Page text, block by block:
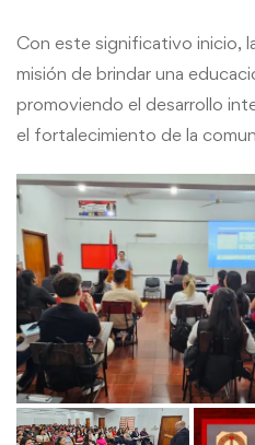
Con este significativo inicio,
misión de brindar una
promoviendo el desarrollo
el fortalecimiento de la